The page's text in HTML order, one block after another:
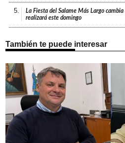
5.
La Fiesta del Salame Más Largo
realizará este domingo
También te puede interesar